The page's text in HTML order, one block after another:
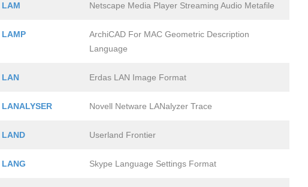
LAM Netscape Media Player Streaming Audio Metafile
LAMP
ArchiCAD For MAC Geometric Description
Language
LAN Erdas LAN Image Format
LANALYSER Novell Netware LANalyzer Trace
LAND Userland Frontier
LANG Skype Language Settings Format